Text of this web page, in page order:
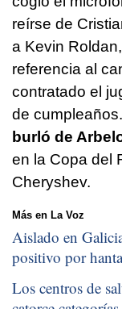
reírse de
a Kevin
referencia al
contratado el
de
burló de
en la Copa del
Cheryshev.
Más en La Voz
Aislado en
positivo por
Los centros de